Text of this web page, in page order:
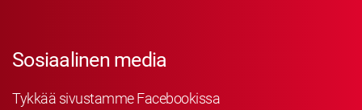
Sosiaalinen media
Tykkää sivustamme Facebookissa